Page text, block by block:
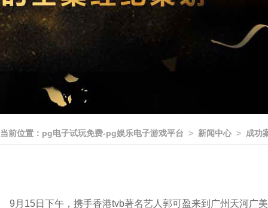
当前位置： pg电子试玩免费-pg娱乐电子游戏平台 > 新闻中心 > 成功
9月15日下午，携手香港tvb著名艺人郭可盈来到广州天河广